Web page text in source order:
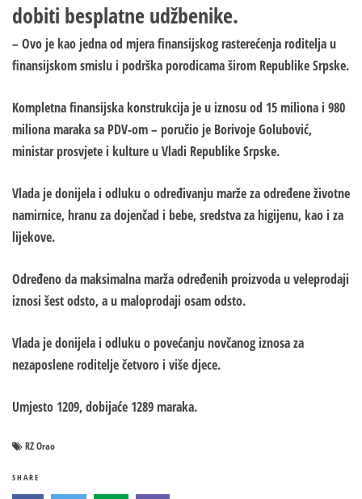
dobiti besplatne udžbenike.
– Ovo je kao jedna od mjera finansijskog rasterećenja roditelja u
finansijskom smislu i podrška porodicama širom Republike Srpske.
Kompletna finansijska konstrukcija je u iznosu od 15 miliona i 980
miliona maraka sa PDV-om – poručio je Borivoje Golubović,
ministar prosvjete i kulture u Vladi Republike Srpske.
Vlada je donijela i odluku o određivanju marže za određene životne
namirnice, hranu za dojenčad i bebe, sredstva za higijenu, kao i za
lijekove.
Određeno da maksimalna marža određenih proizvoda u veleprodaji
iznosi šest odsto, a u maloprodaji osam odsto.
Vlada je donijela i odluku o povećanju novčanog iznosa za
nezaposlene roditelje četvoro i više djece.
Umjesto 1209, dobijaće 1289 maraka.
RZ Orao
SHARE